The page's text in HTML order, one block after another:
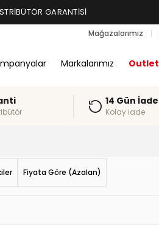
KREDILERI
Mağazalarımız
Markalarımız Outlet
14 Gün İade
Kolay iade
Fiyata Göre (Azalan)